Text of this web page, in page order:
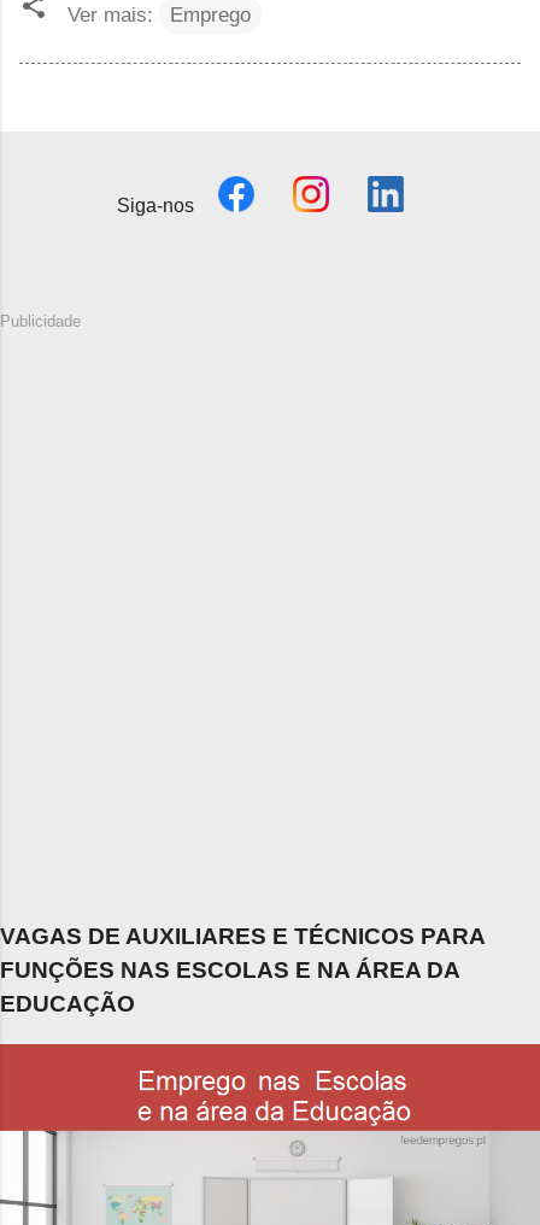
Ver mais: Emprego
Siga-nos
Publicidade
VAGAS DE AUXILIARES E TÉCNICOS PARA
FUNÇÕES NAS ESCOLAS E NA ÁREA DA
EDUCAÇÃO